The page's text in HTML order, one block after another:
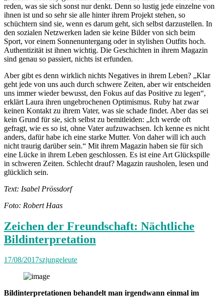
reden, was sie sich sonst nur denkt. Denn so lustig jede einzelne von
ihnen ist und so sehr sie alle hinter ihrem Projekt stehen, so
schüchtern sind sie, wenn es darum geht, sich selbst darzustellen. In
den sozialen Netzwerken laden sie keine Bilder von sich beim
Sport, vor einem Sonnenuntergang oder in stylishen Outfits hoch.
Authentizität ist ihnen wichtig. Die Geschichten in ihrem Magazin
sind genau so passiert, nichts ist erfunden.
Aber gibt es denn wirklich nichts Negatives in ihrem Leben? „Klar
geht jede von uns auch durch schwere Zeiten, aber wir entscheiden
uns immer wieder bewusst, den Fokus auf das Positive zu legen“,
erklärt Laura ihren ungebrochenen Optimismus. Ruby hat zwar
keinen Kontakt zu ihrem Vater, was sie schade findet. Aber das sei
kein Grund für sie, sich selbst zu bemitleiden: „Ich werde oft
gefragt, wie es so ist, ohne Vater aufzuwachsen. Ich kenne es nicht
anders, dafür habe ich eine starke Mutter. Von daher will ich auch
nicht traurig darüber sein.“ Mit ihrem Magazin haben sie für sich
eine Lücke in ihrem Leben geschlossen. Es ist eine Art Glückspille
in schweren Zeiten. Schlecht drauf? Magazin rausholen, lesen und
glücklich sein.
Text: Isabel Prössdorf
Foto: Robert Haas
Zeichen der Freundschaft: Nächtliche
Bildinterpretation
17/08/2017szjungeleute
Bildinterpretationen behandelt man irgendwann einmal im